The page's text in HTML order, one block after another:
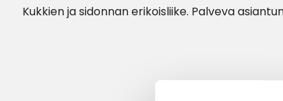
Kukkien ja sidonnan erikoisliike. Palveva